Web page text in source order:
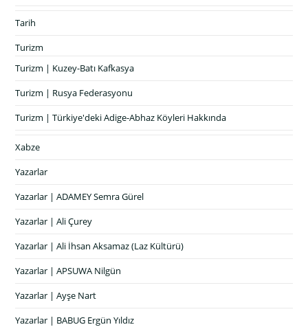
Tarih
Turizm
Turizm | Kuzey-Batı Kafkasya
Turizm | Rusya Federasyonu
Turizm | Türkiye'deki Adige-Abhaz Köyleri Hakkında
Xabze
Yazarlar
Yazarlar | ADAMEY Semra Gürel
Yazarlar | Ali Çurey
Yazarlar | Ali İhsan Aksamaz (Laz Kültürü)
Yazarlar | APSUWA Nilgün
Yazarlar | Ayşe Nart
Yazarlar | BABUG Ergün Yıldız